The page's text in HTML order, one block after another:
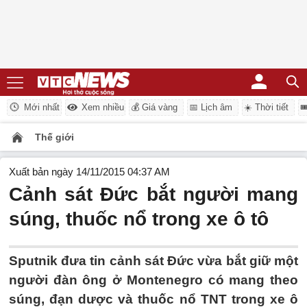
Mới nhất Xem nhiều 💰 Giá vàng 📅 Lịch âm ☀️ Thời tiết
Thế giới
Xuất bản ngày 14/11/2015 04:37 AM
Cảnh sát Đức bắt người mang
súng, thuốc nổ trong xe ô tô
Sputnik đưa tin cảnh sát Đức vừa bắt giữ một
người đàn ông ở Montenegro có mang theo
súng, đạn dược và thuốc nổ TNT trong xe ô